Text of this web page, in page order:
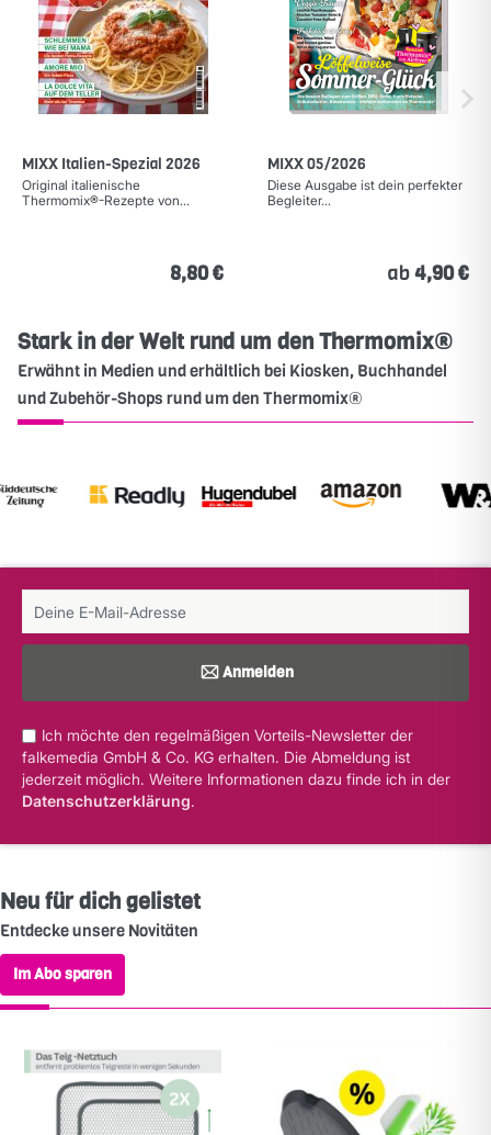
MIXX Italien-Spezial 2026
Original italienische
Thermomix®-Rezepte von...
8,80 €
MIXX 05/2026
Diese Ausgabe ist dein perfekter
Begleiter...
ab4,90 €
Stark in der Welt rund um den Thermomix®
Erwähnt in Medien und erhältlich bei Kiosken, Buchhandel
und Zubehör-Shops rund um den Thermomix®
Anmelden
Ich möchte den regelmäßigen Vorteils-Newsletter der
falkemedia GmbH & Co. KG erhalten. Die Abmeldung ist
jederzeit möglich. Weitere Informationen dazu finde ich in der
Datenschutzerklärung.
Neu für dich gelistet
Entdecke unsere Novitäten
Im Abo sparen